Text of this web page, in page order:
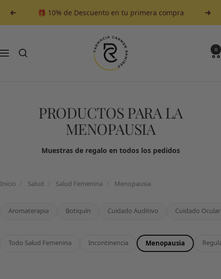
contenido
Anterior 🎁 10% de Descuento en tu primera compra
Navegación
Farmacia
Carmen
Ramirez
0
PRODUCTOS PARA LA
MENOPAUSIA
Muestras de regalo en todos los pedidos
Inicio Salud Salud Femenina Menopausia
Aromaterapia Botiquín Cuidado Auditivo Cuidado Ocular
Todo Salud Femenina Incontinencia Menopausia